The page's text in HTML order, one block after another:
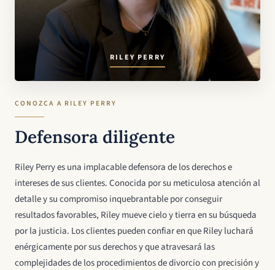
RILEY PERRY
CONOZCA A RILEY PERRY
Defensora diligente
Riley Perry es una implacable defensora de los derechos e
intereses de sus clientes. Conocida por su meticulosa atención al
detalle y su compromiso inquebrantable por conseguir
resultados favorables, Riley mueve cielo y tierra en su búsqueda
por la justicia. Los clientes pueden confiar en que Riley luchará
enérgicamente por sus derechos y que atravesará las
complejidades de los procedimientos de divorcio con precisión y